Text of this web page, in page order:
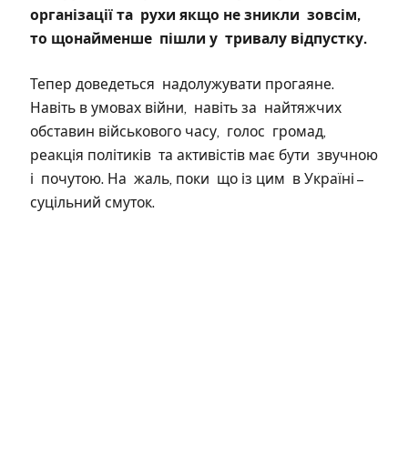
організації та рухи якщо не зникли зовсім,
то щонайменше пішли у тривалу відпустку.
Тепер доведеться надолужувати прогаяне.
Навіть в умовах війни, навіть за найтяжчих
обставин військового часу, голос громад,
реакція політиків та активістів має бути звучною
і почутою. На жаль, поки що із цим в Україні –
суцільний смуток.